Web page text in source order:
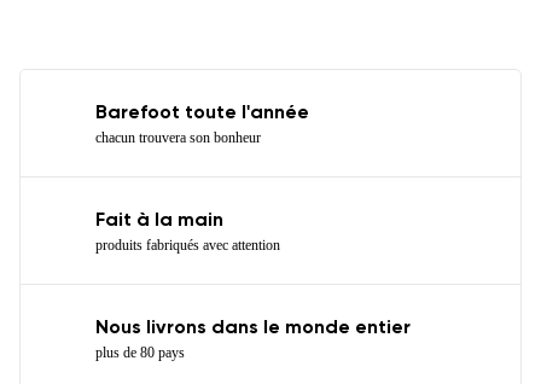
Barefoot toute l'année
chacun trouvera son bonheur
Fait à la main
produits fabriqués avec attention
Nous livrons dans le monde entier
plus de 80 pays